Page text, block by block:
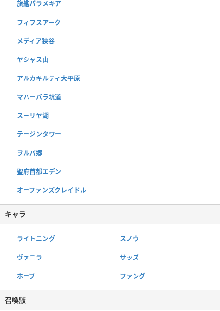
旗艦パラメキア
フィフスアーク
メディア狭谷
ヤシャス山
アルカキルティ大平原
マハーバラ坑道
スーリヤ湖
テージンタワー
ヲルバ郷
聖府首都エデン
オーファンズクレイドル
キャラ
ライトニング スノウ
ヴァニラ サッズ
ホープ ファング
召喚獣